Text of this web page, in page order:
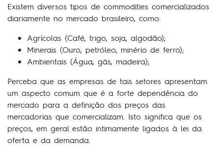
Existem diversos tipos de commodities comercializados
diariamente no mercado brasileiro, como:
Agrícolas (Café, trigo, soja, algodão);
Minerais (Ouro, petróleo, minério de ferro);
Ambientais (Água, gás, madeira);
Perceba que as empresas de tais setores apresentam
um aspecto comum que é a forte dependência do
mercado para a definição dos preços das
mercadorias que comercializam. Isto significa que os
preços, em geral estão intimamente ligados à lei da
oferta e da demanda.